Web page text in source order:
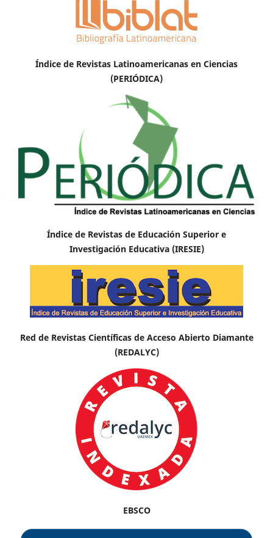
Índice de Revistas Latinoamericanas en Ciencias
(PERIÓDICA)
Índice de Revistas de Educación Superior e
Investigación Educativa (IRESIE)
Red de Revistas Científicas de Acceso Abierto Diamante
(REDALYC)
EBSCO